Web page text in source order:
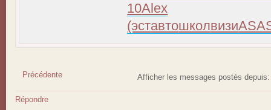
10Alex
(эставтошколвизи
Précédente Afficher les messages postés
Répondre